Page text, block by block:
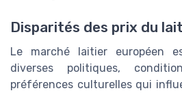
Disparités des prix du
Le marché laitier européen
diverses politiques,
préférences culturelles qui